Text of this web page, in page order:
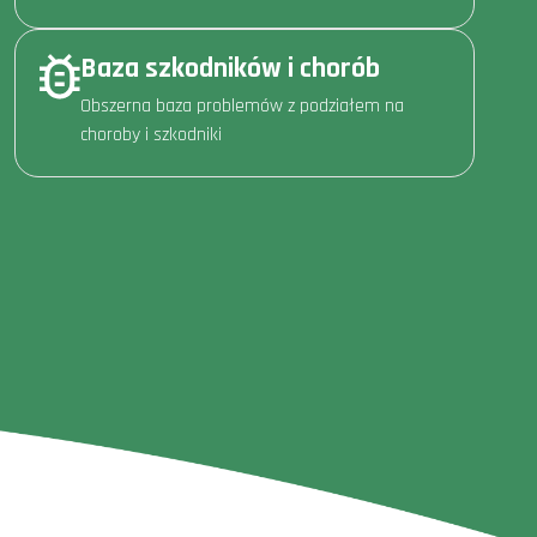
Baza szkodników i chorób
Obszerna baza problemów z podziałem na
choroby i szkodniki